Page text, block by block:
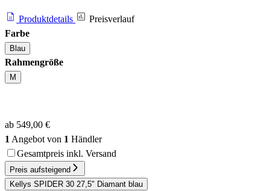
Produktdetails
Preisverlauf
Farbe
Blau
Rahmengröße
M
ab 549,00 €
1 Angebot von 1 Händler
Gesamtpreis inkl. Versand
Preis aufsteigend
Kellys SPIDER 30 27,5" Diamant blau